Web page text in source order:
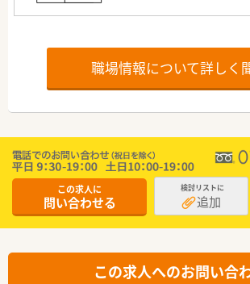
職場情報について詳しく
この求人に
問い合わせる
検討リストに
追加
この求人へのお問い合